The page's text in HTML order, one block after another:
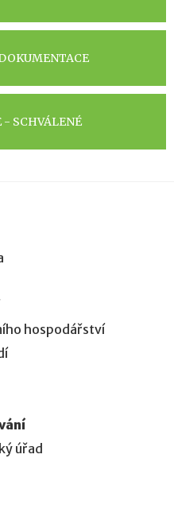
- SCHVÁLENÉ
hospodářství
úřad